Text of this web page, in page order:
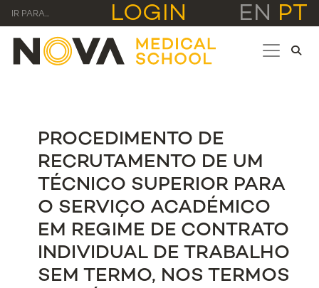
IR PARA... LOGIN EN PT
PROCEDIMENTO DE
RECRUTAMENTO DE UM
TÉCNICO SUPERIOR PARA
O SERVIÇO ACADÉMICO
EM REGIME DE CONTRATO
INDIVIDUAL DE TRABALHO
SEM TERMO, NOS TERMOS